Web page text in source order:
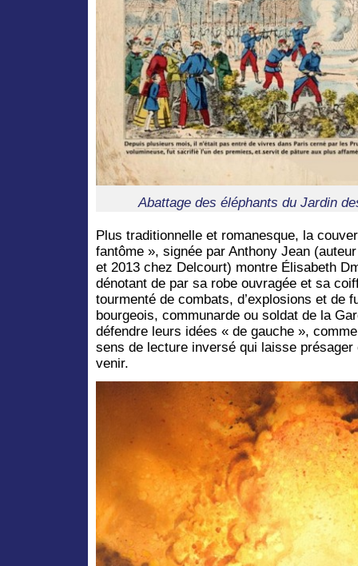
Abattage des éléphants du Jardin
Plus traditionnelle et romanesque, la
fantôme », signée par Anthony Jean
et 2013 chez Delcourt) montre Élisabeth
dénotant de par sa robe ouvragée et sa
tourmenté de combats, d’explosions et de
bourgeois, communarde ou soldat de la
défendre leurs idées « de gauche »,
sens de lecture inversé qui laisse
venir.